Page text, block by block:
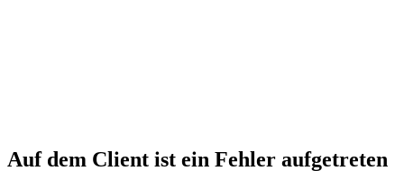
Auf dem Client ist ein Fehler aufgetreten